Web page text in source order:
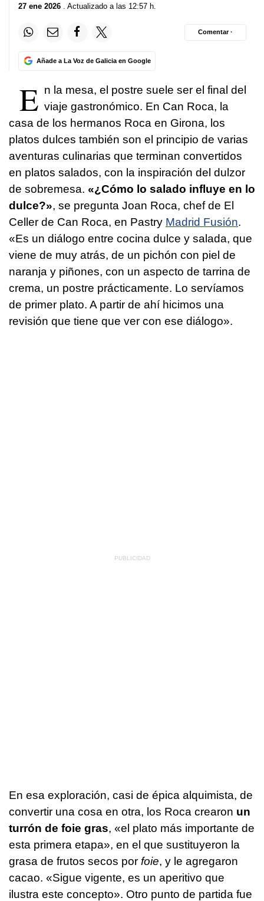
27 ene 2026 . Actualizado a las 12:57 h.
Añade a La Voz de Galicia en Google
Comentar ·
E n la mesa, el postre suele ser el final del
viaje gastronómico. En Can Roca, la
casa de los hermanos Roca en Girona, los
platos dulces también son el principio de varias
aventuras culinarias que terminan convertidos
en platos salados, con la inspiración del dulzor
de sobremesa. «¿Cómo lo salado influye en lo
dulce?», se pregunta Joan Roca, chef de El
Celler de Can Roca, en Pastry Madrid Fusión.
«Es un diálogo entre cocina dulce y salada, que
viene de muy atrás, de un pichón con piel de
naranja y piñones, con un aspecto de tarrina de
crema, un postre prácticamente. Lo servíamos
de primer plato. A partir de ahí hicimos una
revisión que tiene que ver con ese diálogo».
En esa exploración, casi de épica alquimista, de
convertir una cosa en otra, los Roca crearon un
turrón de foie gras, «el plato más importante de
esta primera etapa», en el que sustituyeron la
grasa de frutos secos por foie, y le agregaron
cacao. «Sigue vigente, es un aperitivo que
ilustra este concepto». Otro punto de partida fue